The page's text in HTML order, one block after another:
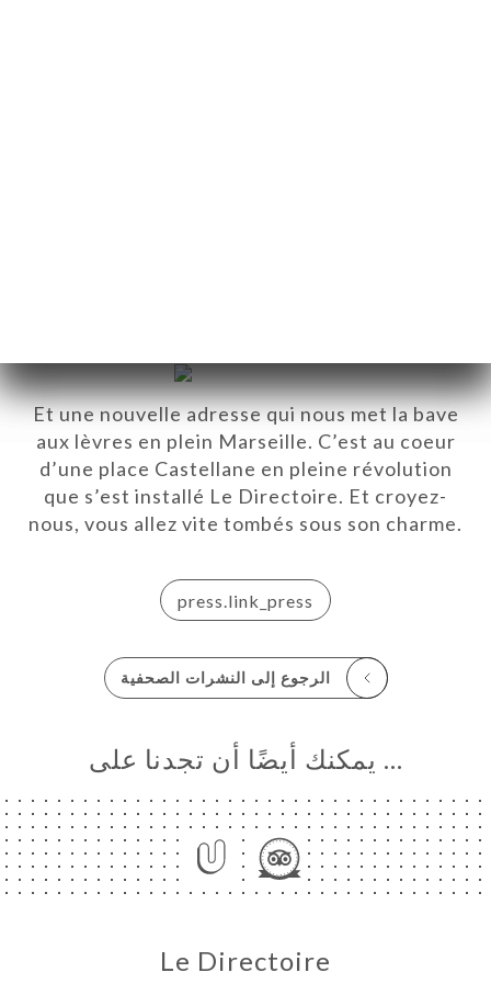
Et une nouvelle adresse qui nous met la bave
aux lèvres en plein Marseille. C’est au coeur
d’une place Castellane en pleine révolution
que s’est installé Le Directoire. Et croyez-
nous, vous allez vite tombés sous son charme.
press.link_press
الرجوع إلى النشرات الصحفية
… يمكنك أيضًا أن تجدنا على
Le Directoire